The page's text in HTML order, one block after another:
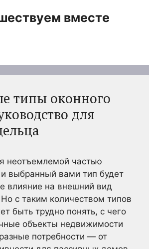
вместе
типы оконного
для
неотъемлемой частью
выбранный вами тип будет
влияние на внешний вид
с таким количеством типов
быть трудно понять, с чего
объекты недвижимости
потребности — от